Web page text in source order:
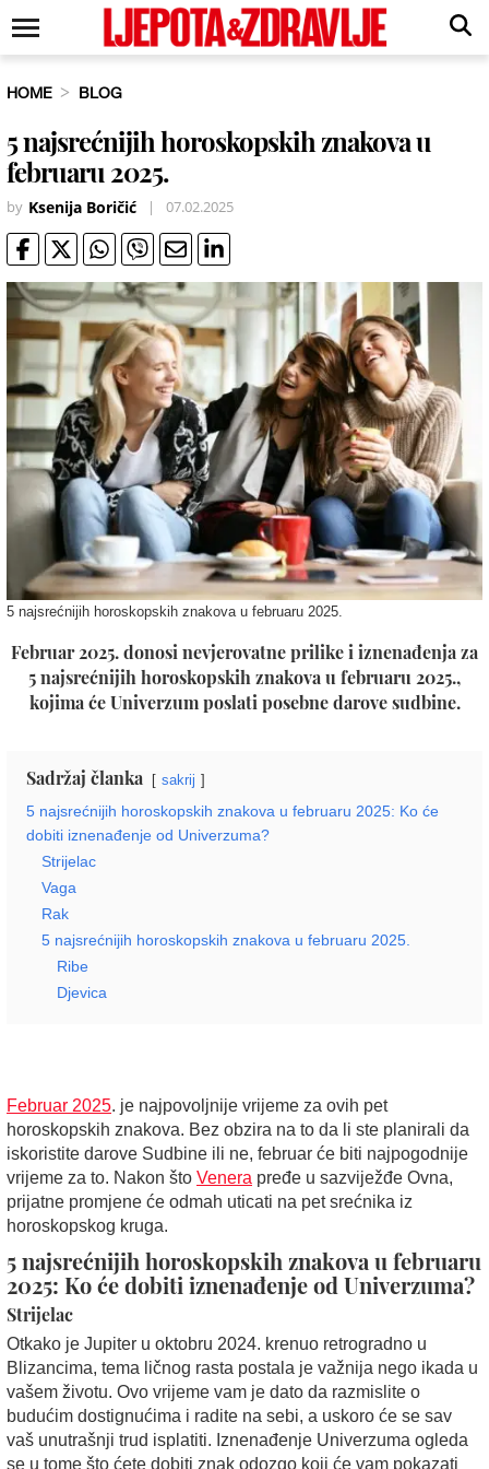
HOME BLOG
5 najsrećnijih horoskopskih znakova u
februaru 2025.
by Ksenija Boričić | 07.02.2025
5 najsrećnijih horoskopskih znakova u februaru 2025.
Februar 2025. donosi nevjerovatne prilike i iznenađenja za
5 najsrećnijih horoskopskih znakova u februaru 2025.,
kojima će Univerzum poslati posebne darove sudbine.
Sadržaj članka sakrij
5 najsrećnijih horoskopskih znakova u februaru 2025: Ko će
dobiti iznenađenje od Univerzuma?
Strijelac
Vaga
Rak
5 najsrećnijih horoskopskih znakova u februaru 2025.
Ribe
Djevica
Februar 2025. je najpovoljnije vrijeme za ovih pet
horoskopskih znakova. Bez obzira na to da li ste planirali da
iskoristite darove Sudbine ili ne, februar će biti najpogodnije
vrijeme za to. Nakon što Venera pređe u sazviježđe Ovna,
prijatne promjene će odmah uticati na pet srećnika iz
horoskopskog kruga.
5 najsrećnijih horoskopskih znakova u februaru
2025: Ko će dobiti iznenađenje od Univerzuma?
Strijelac
Otkako je Jupiter u oktobru 2024. krenuo retrogradno u
Blizancima, tema ličnog rasta postala je važnija nego ikada u
vašem životu. Ovo vrijeme vam je dato da razmislite o
budućim dostignućima i radite na sebi, a uskoro će se sav
vaš unutrašnji trud isplatiti. Iznenađenje Univerzuma ogleda
se u tome što ćete dobiti znak odozgo koji će vam pokazati